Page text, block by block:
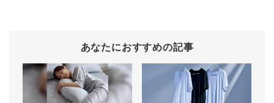
あなたにおすすめの記事